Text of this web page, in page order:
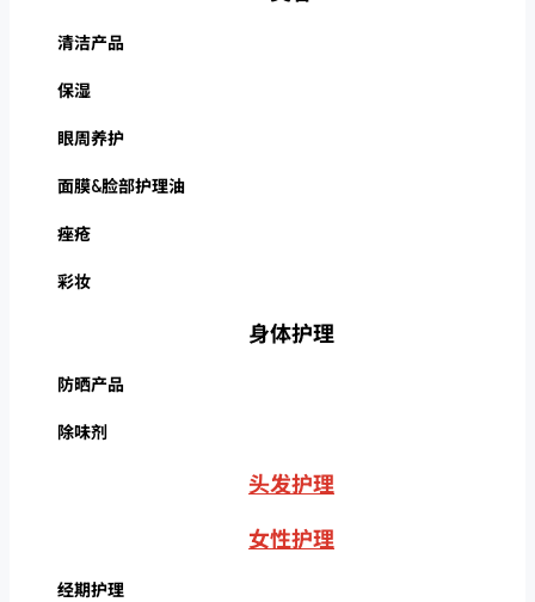
清洁产品
保湿
眼周养护
面膜&脸部护理油
痤疮
彩妆
身体护理
防晒产品
除味剂
头发护理
女性护理
经期护理